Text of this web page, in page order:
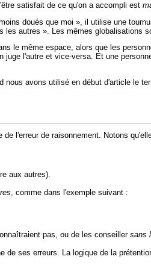
satisfait de ce qu'on a accompli est
doués que moi », il utilise une
autres ». Les mêmes globalisations
le même espace, alors que les
l'autre et vice-versa. Et une
avons utilisé en début d'article le
l'erreur de raisonnement. Notons
aux autres).
, comme dans l'exemple suivant :
pas, ou de les conseillersans
ses erreurs. La logique de la